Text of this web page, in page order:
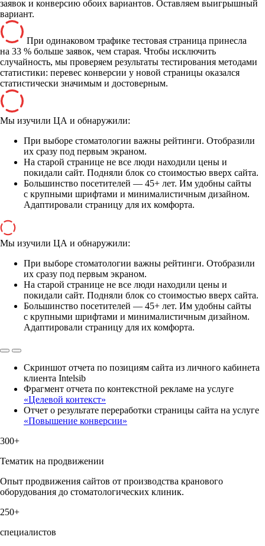
заявок и конверсию обоих вариантов. Оставляем выигрышный
вариант.
При одинаковом трафике тестовая страница принесла
на 33 % больше заявок, чем старая. Чтобы исключить
случайность, мы проверяем результаты тестирования методами
статистики: перевес конверсии у новой страницы оказался
статистически значимым и достоверным.
Мы изучили ЦА и обнаружили:
При выборе стоматологии важны рейтинги. Отобразили
их сразу под первым экраном.
На старой странице не все люди находили цены и
покидали сайт. Подняли блок со стоимостью вверх сайта.
Большинство посетителей — 45+ лет. Им удобны сайты
с крупными шрифтами и минималистичным дизайном.
Адаптировали страницу для их комфорта.
Мы изучили ЦА и обнаружили:
При выборе стоматологии важны рейтинги. Отобразили
их сразу под первым экраном.
На старой странице не все люди находили цены и
покидали сайт. Подняли блок со стоимостью вверх сайта.
Большинство посетителей — 45+ лет. Им удобны сайты
с крупными шрифтами и минималистичным дизайном.
Адаптировали страницу для их комфорта.
Скриншот отчета по позициям сайта из личного кабинета
клиента Intelsib
Фрагмент отчета по контекстной рекламе на услуге
«Целевой контекст»
Отчет о результате переработки страницы сайта на услуге
«Повышение конверсии»
300+
Тематик на продвижении
Опыт продвижения сайтов от производства кранового
оборудования до стоматологических клиник.
250+
специалистов